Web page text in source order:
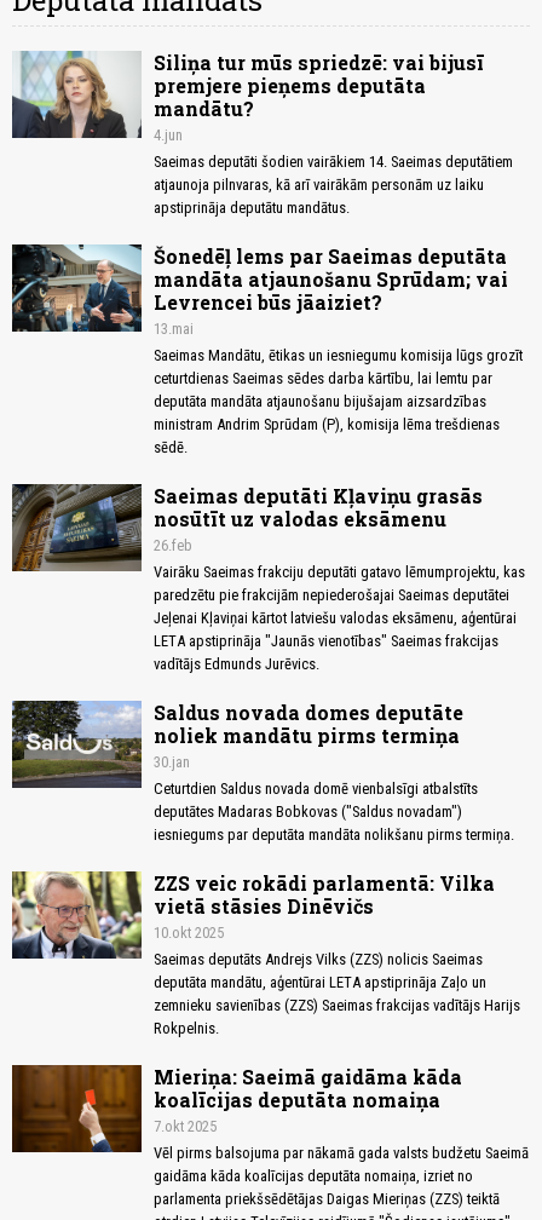
Siliņa tur mūs spriedzē: vai bijusī
premjere pieņems deputāta
mandātu?
4.jun
Saeimas deputāti šodien vairākiem 14. Saeimas deputātiem
atjaunoja pilnvaras, kā arī vairākām personām uz laiku
apstiprināja deputātu mandātus.
Šonedēļ lems par Saeimas deputāta
mandāta atjaunošanu Sprūdam; vai
Levrencei būs jāaiziet?
13.mai
Saeimas Mandātu, ētikas un iesniegumu komisija lūgs grozīt
ceturtdienas Saeimas sēdes darba kārtību, lai lemtu par
deputāta mandāta atjaunošanu bijušajam aizsardzības
ministram Andrim Sprūdam (P), komisija lēma trešdienas
sēdē.
Saeimas deputāti Kļaviņu grasās
nosūtīt uz valodas eksāmenu
26.feb
Vairāku Saeimas frakciju deputāti gatavo lēmumprojektu, kas
paredzētu pie frakcijām nepiederošajai Saeimas deputātei
Jeļenai Kļaviņai kārtot latviešu valodas eksāmenu, aģentūrai
LETA apstiprināja "Jaunās vienotības" Saeimas frakcijas
vadītājs Edmunds Jurēvics.
Saldus novada domes deputāte
noliek mandātu pirms termiņa
30.jan
Ceturtdien Saldus novada domē vienbalsīgi atbalstīts
deputātes Madaras Bobkovas ("Saldus novadam")
iesniegums par deputāta mandāta nolikšanu pirms termiņa.
ZZS veic rokādi parlamentā: Vilka
vietā stāsies Dinēvičs
10.okt 2025
Saeimas deputāts Andrejs Vilks (ZZS) nolicis Saeimas
deputāta mandātu, aģentūrai LETA apstiprināja Zaļo un
zemnieku savienības (ZZS) Saeimas frakcijas vadītājs Harijs
Rokpelnis.
Mieriņa: Saeimā gaidāma kāda
koalīcijas deputāta nomaiņa
7.okt 2025
Vēl pirms balsojuma par nākamā gada valsts budžetu Saeimā
gaidāma kāda koalīcijas deputāta nomaiņa, izriet no
parlamenta priekšsēdētājas Daigas Mieriņas (ZZS) teiktā